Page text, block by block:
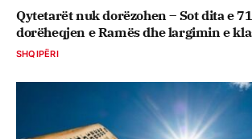
Qytetarët nuk dorëzohen – Sot dita e
dorëheqjen e Ramës dhe largimin e
SHQIPËRI